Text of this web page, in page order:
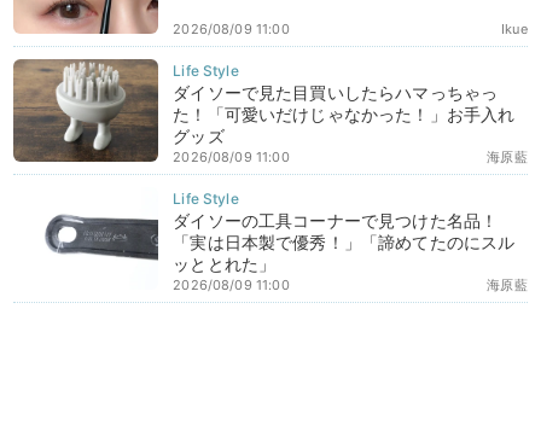
Ikue
2026/08/09 11:00
ダイソーで見た目買いしたらハマっちゃっ
た！「可愛いだけじゃなかった！」お手入れ
グッズ
海原藍
2026/08/09 11:00
ダイソーの工具コーナーで見つけた名品！
「実は日本製で優秀！」「諦めてたのにスル
ッととれた」
海原藍
2026/08/09 11:00